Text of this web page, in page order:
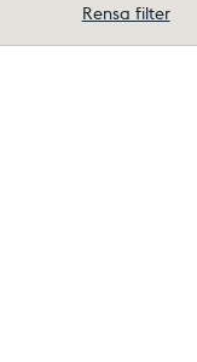
Rensa filter